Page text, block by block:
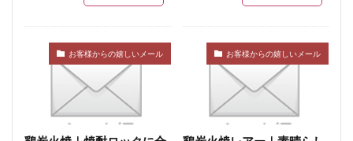
グリーンリング
ジャージー 若齢肥育
しゃも
軍鶏
ジャンボン・ブラン・ドゥ・パリ
シューソーセージ
充填
シュバルツベルダーブラスト
シュペックブルスト
ショートカットハム
ショートプレート
鶏炭火焼レア－
スモークソフトベーコン
お客様からの嬉しいメール お客様からの嬉しいメール